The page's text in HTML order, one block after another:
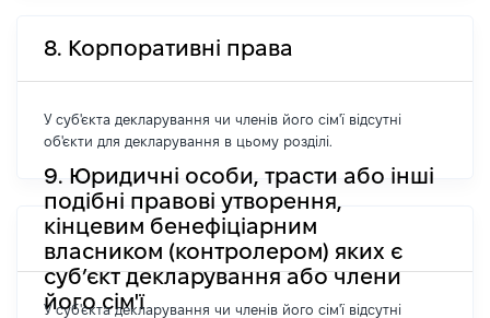
8. Корпоративні права
У суб'єкта декларування чи членів його сім'ї відсутні
об'єкти для декларування в цьому розділі.
9. Юридичні особи, трасти або інші
подібні правові утворення,
кінцевим бенефіціарним
власником (контролером) яких є
суб’єкт декларування або члени
його сім'ї
У суб'єкта декларування чи членів його сім'ї відсутні